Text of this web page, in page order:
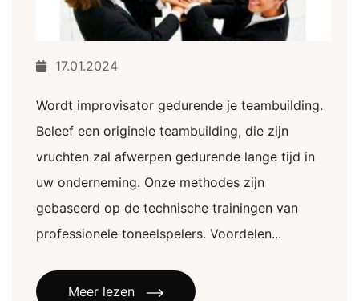
17.01.2024
Wordt improvisator gedurende je teambuilding.
Beleef een originele teambuilding, die zijn
vruchten zal afwerpen gedurende lange tijd in
uw onderneming. Onze methodes zijn
gebaseerd op de technische trainingen van
professionele toneelspelers. Voordelen...
Meer lezen